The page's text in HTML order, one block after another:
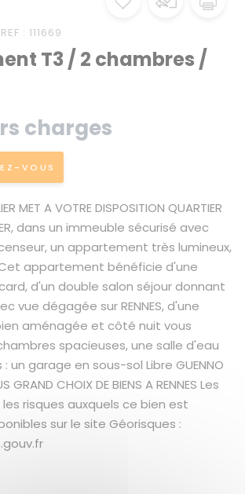
REF : 111669
T3 / 2 chambres /
charges
VOUS
MET A VOTRE DISPOSITION QUARTIER
dans un immeuble sécurisé avec
un appartement très lumineux,
Cet appartement bénéficie d'une
d'un double salon séjour donnant
vue dégagée sur RENNES, d'une
aménagée et côté nuit vous
spacieuses, une salle d'eau
un garage en sous-sol Libre GUENNO
GRAND CHOIX DE BIENS A RENNES Les
risques auxquels ce bien est
sur le site Géorisques :